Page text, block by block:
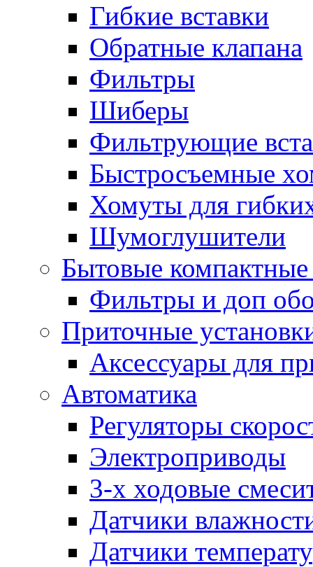
Гибкие вставки
Обратные клапана
Фильтры
Шиберы
Фильтрующие
Быстросъемные
Хомуты для
Шумоглушители
Бытовые
Фильтры и доп
Приточные
Аксессуары для
Автоматика
Регуляторы
Электроприводы
3-х ходовые
Датчики
Датчики